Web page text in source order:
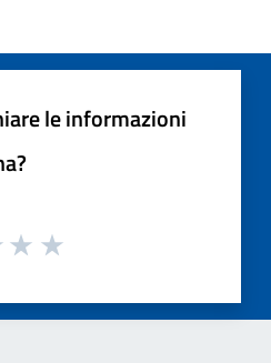
le informazioni